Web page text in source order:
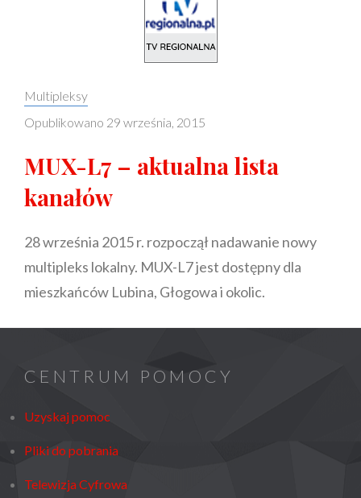
KANAŁY
W
MULTIPLEKSIE
L7
Categories:
Multipleksy
Opublikowano 29 września, 2015
MUX-L7 – aktualna lista
kanałów
28 września 2015 r. rozpoczął nadawanie nowy
multipleks lokalny. MUX-L7 jest dostępny dla
mieszkańców Lubina, Głogowa i okolic.
CENTRUM POMOCY
Uzyskaj pomoc
Pliki do pobrania
Telewizja Cyfrowa